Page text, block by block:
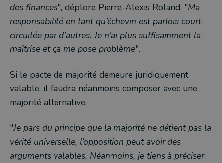
des finances", déplore Pierre-Alexis Roland. "Ma
responsabilité en tant qu’échevin est parfois court-
circuitée par d’autres. Je n’ai plus suffisamment la
maîtrise et ça me pose problème".
Si le pacte de majorité demeure juridiquement
valable, il faudra néanmoins composer avec une
majorité alternative.
"Je pars du principe que la majorité ne détient pas la
vérité universelle, l’opposition peut avoir des
arguments valables. Néanmoins, je tiens à préciser